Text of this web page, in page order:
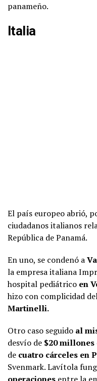
panameño.
Italia
El país europeo abrió,
ciudadanos italianos
República de Panamá.
En uno, se condenó a
la empresa italiana
hospital pediátrico en
hizo con complicidad
Martinelli.
Otro caso seguido al
desvío de $20 millones
de cuatro cárceles en
Svenmark. Lavítola